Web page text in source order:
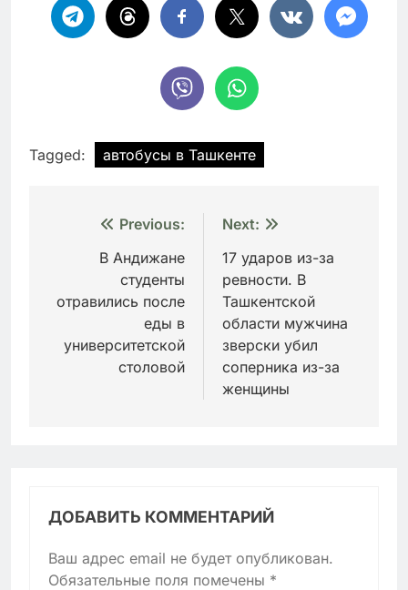
Tagged: автобусы в Ташкенте
Навигация
записям
Previous:
В Андижане
студенты
отравились после
еды в
университетской
столовой
Next:
17 ударов из-за
ревности. В
Ташкентской
области мужчина
зверски убил
соперника из-за
женщины
ДОБАВИТЬ КОММЕНТАРИЙ
Ваш адрес email не будет опубликован.
Обязательные поля помечены *